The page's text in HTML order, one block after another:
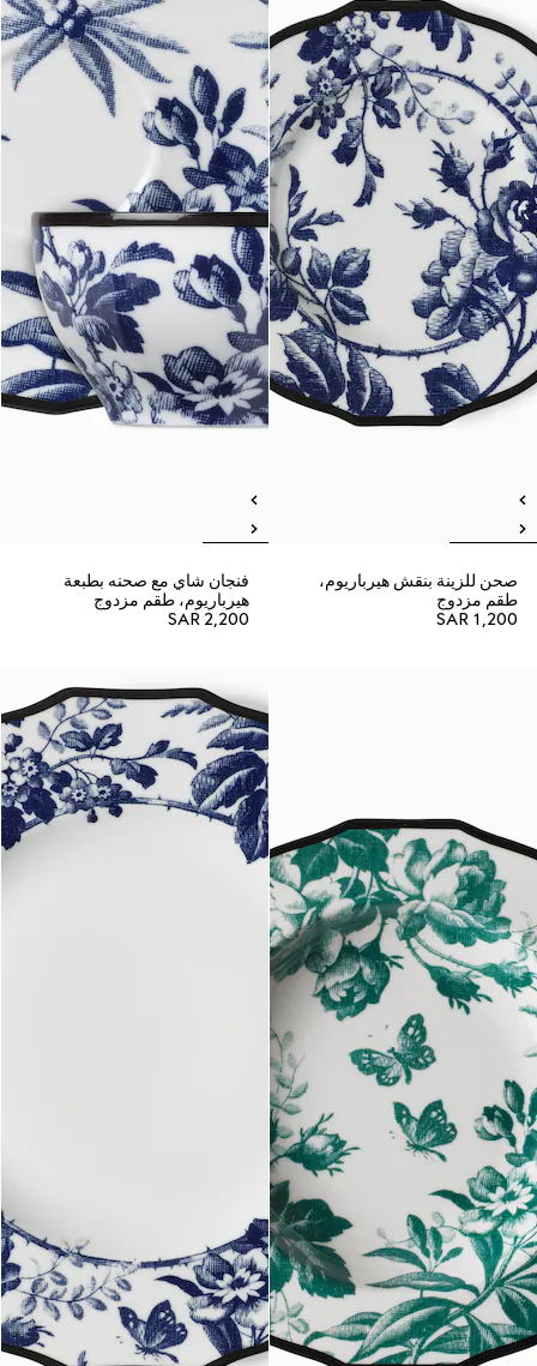
صحن للزينة بنقش هيرباريوم،
طقم مزدوج
SAR 1,200
فنجان شاي مع صحنه بطبعة
هيرباريوم، طقم مزدوج
SAR 2,200